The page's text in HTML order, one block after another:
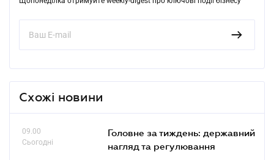
Схожі новини
09.00
Сьогодні
Головне за тиждень: державний
нагляд та регулювання